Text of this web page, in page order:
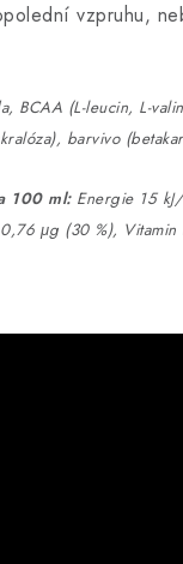
vzpruhu,
BCAA (L-leucin, L-
barvivo
100 ml:Energie 15
μg (30 %),